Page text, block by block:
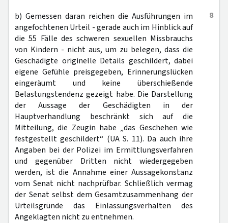
8
b) Gemessen daran reichen die Ausführungen im
angefochtenen Urteil - gerade auch im Hinblick auf
die 55 Fälle des schweren sexuellen Missbrauchs
von Kindern - nicht aus, um zu belegen, dass die
Geschädigte originelle Details geschildert, dabei
eigene Gefühle preisgegeben, Erinnerungslücken
eingeräumt und keine überschießende
Belastungstendenz gezeigt habe. Die Darstellung
der Aussage der Geschädigten in der
Hauptverhandlung beschränkt sich auf die
Mitteilung, die Zeugin habe „das Geschehen wie
festgestellt geschildert“ (UA S. 11). Da auch ihre
Angaben bei der Polizei im Ermittlungsverfahren
und gegenüber Dritten nicht wiedergegeben
werden, ist die Annahme einer Aussagekonstanz
vom Senat nicht nachprüfbar. Schließlich vermag
der Senat selbst dem Gesamtzusammenhang der
Urteilsgründe das Einlassungsverhalten des
Angeklagten nicht zu entnehmen.